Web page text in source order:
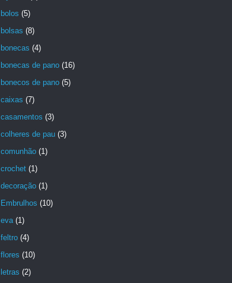
bolos (5)
bolsas (8)
bonecas (4)
bonecas de pano (16)
bonecos de pano (5)
caixas (7)
casamentos (3)
colheres de pau (3)
comunhão (1)
crochet (1)
decoração (1)
Embrulhos (10)
eva (1)
feltro (4)
flores (10)
letras (2)